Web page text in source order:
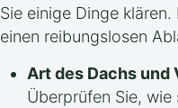
Sie einige Dinge
einen reibungslosen
Art des Dachs
Überprüfen Sie,